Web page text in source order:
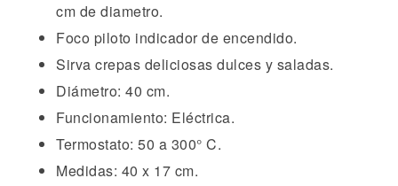
cm de diametro.
Foco piloto indicador de encendido.
Sirva crepas deliciosas dulces y saladas.
Diámetro: 40 cm.
Funcionamiento: Eléctrica.
Termostato: 50 a 300° C.
Medidas: 40 x 17 cm.